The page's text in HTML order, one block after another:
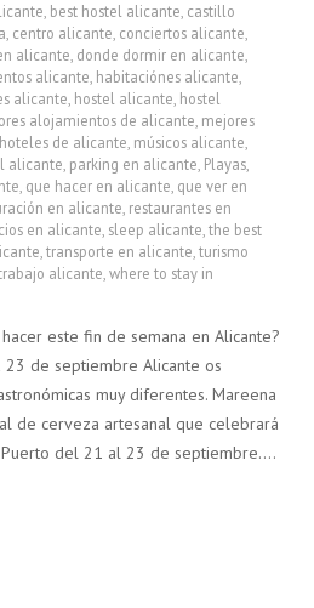
best hostel alicante castillo
centro alicante conciertos alicante
alicante donde dormir en alicante
alicante habitaciónes alicante
alicante hostel alicante hostel
alojamientos de alicante mejores
de alicante músicos alicante
alicante parking en alicante Playas
que hacer en alicante que ver en
en alicante restaurantes en
en alicante sleep alicante the best
transporte en alicante turismo
alicante where to stay in
este fin de semana en Alicante?
de septiembre Alicante os
muy diferentes. Mareena
de cerveza artesanal que celebrará
del 21 al 23 de septiembre….